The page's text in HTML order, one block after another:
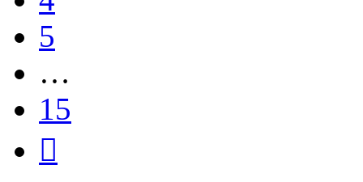
5
…
15